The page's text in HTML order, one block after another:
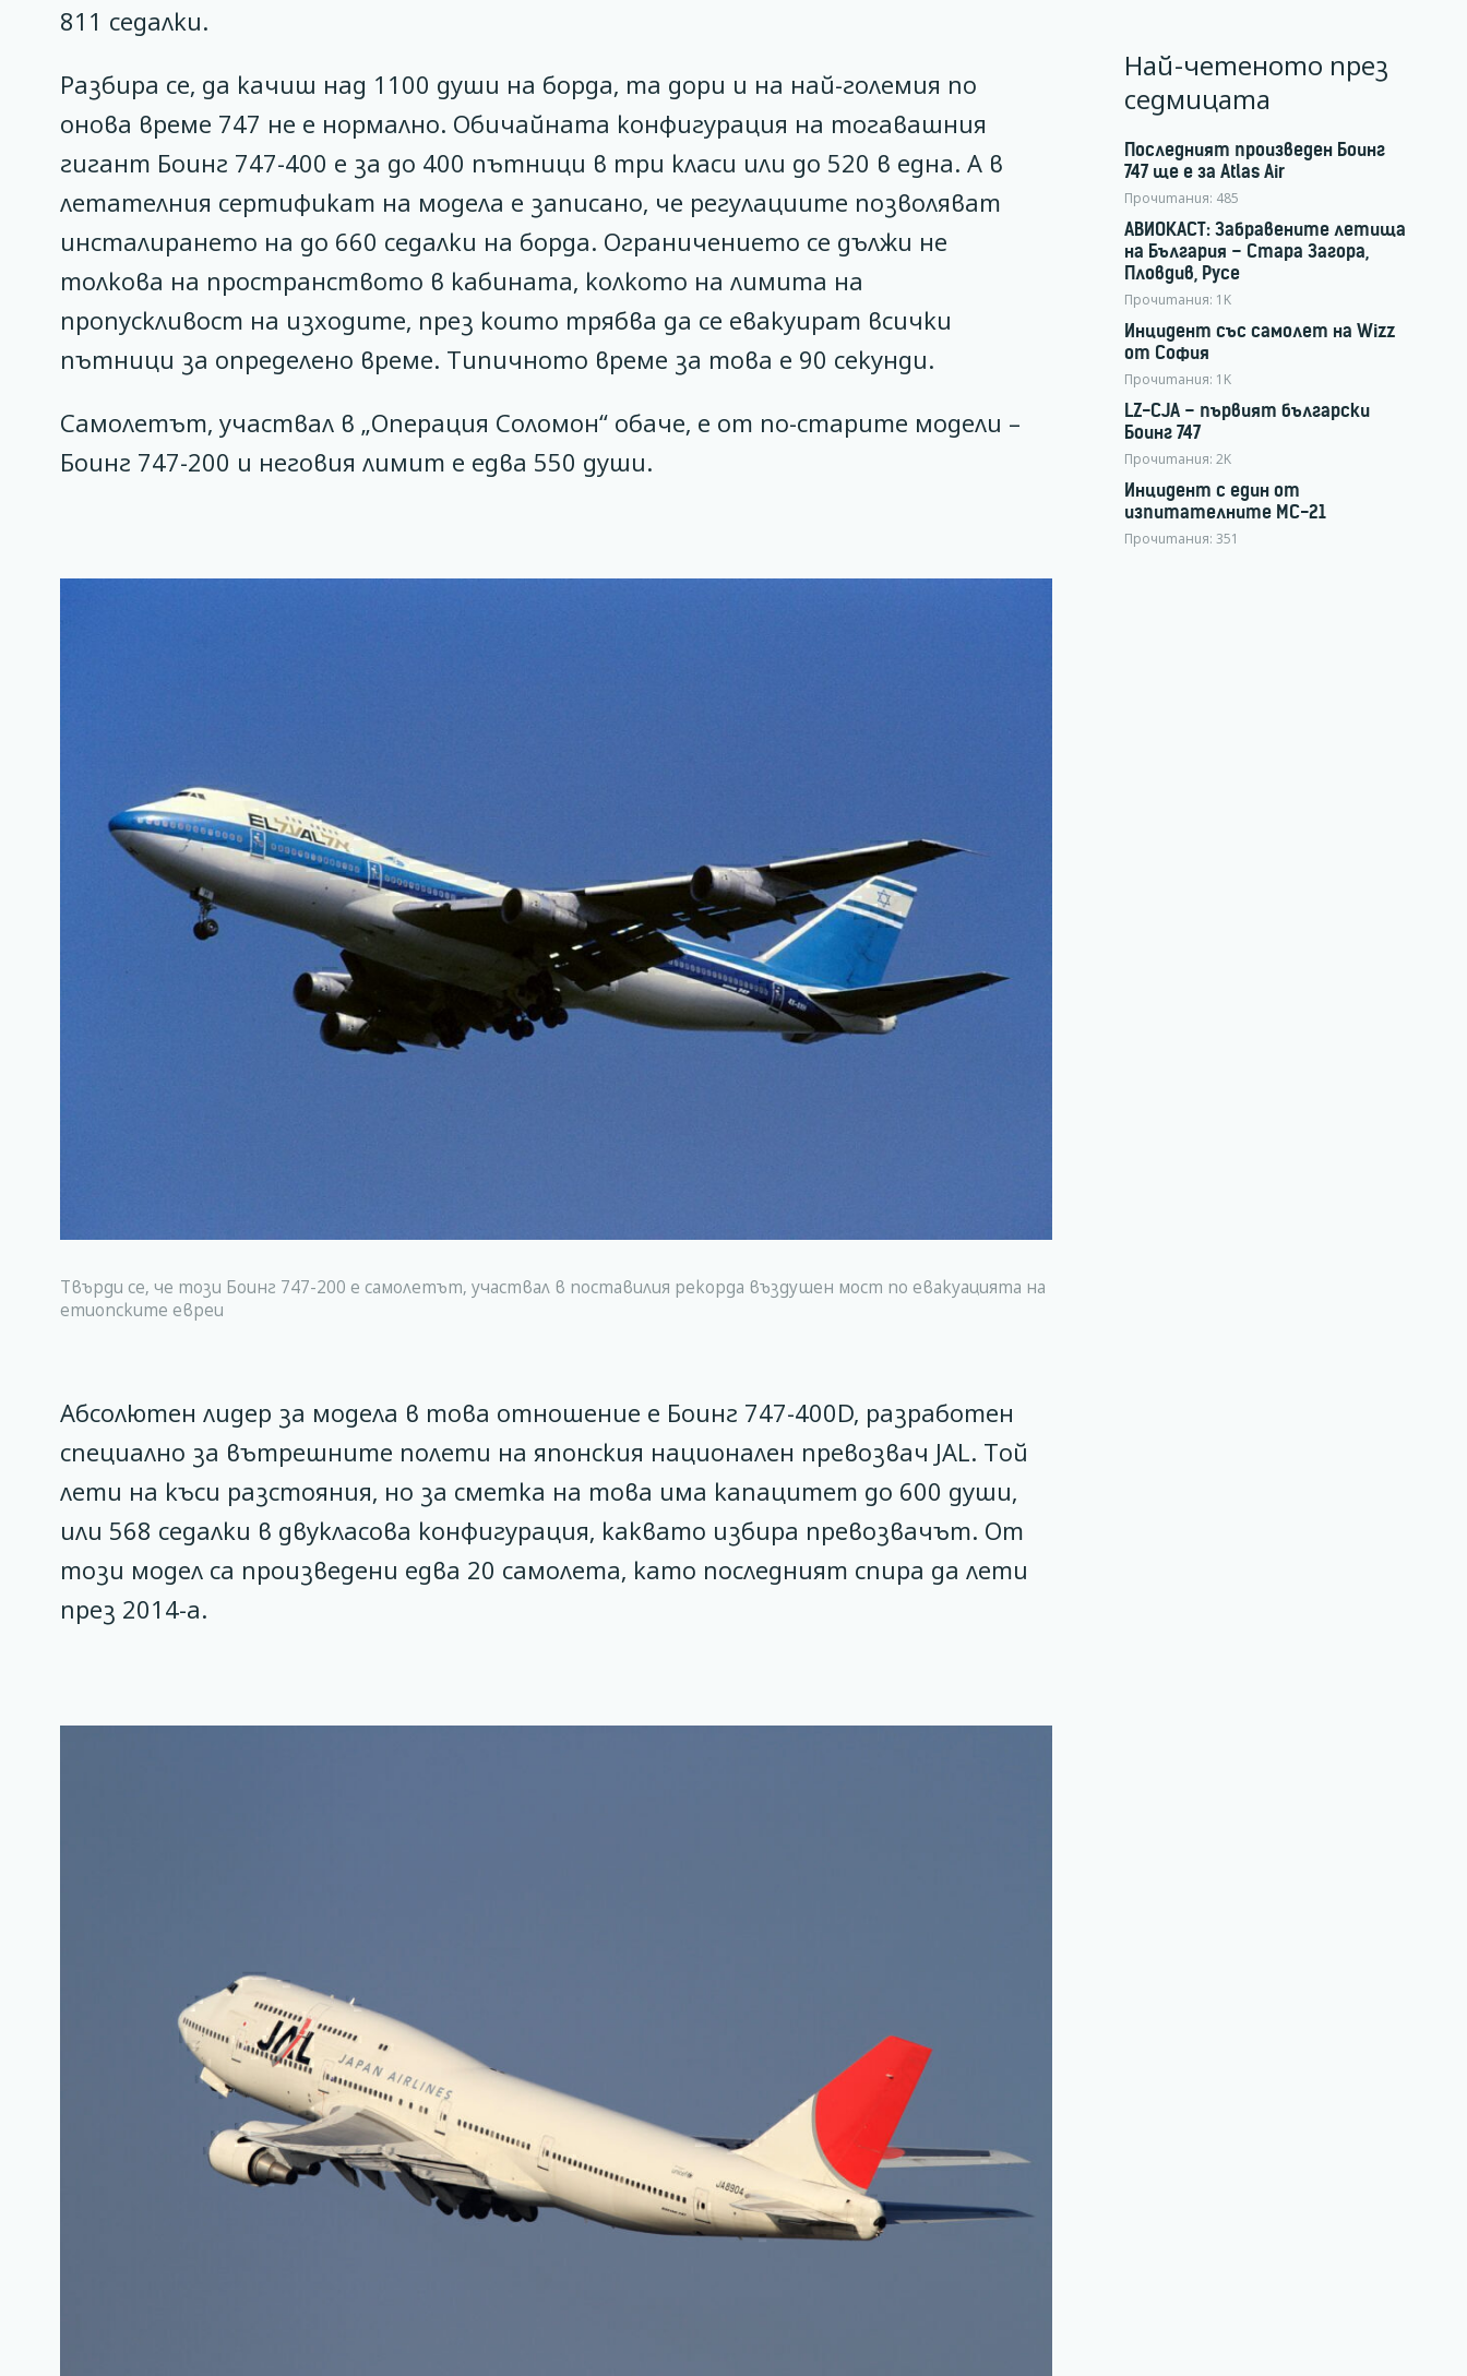
811 седалки.
Разбира се, да качиш над 1100 души на борда, та дори и на най-големия по
онова време 747 не е нормално. Обичайната конфигурация на тогавашния
гигант Боинг 747-400 е за до 400 пътници в три класи или до 520 в една. А в
летателния сертификат на модела е записано, че регулациите позволяват
инсталирането на до 660 седалки на борда. Ограничението се дължи не
толкова на пространството в кабината, колкото на лимита на
пропускливост на изходите, през които трябва да се евакуират всички
пътници за определено време. Типичното време за това е 90 секунди.
Самолетът, участвал в „Операция Соломон“ обаче, е от по-старите модели –
Боинг 747-200 и неговия лимит е едва 550 души.
Твърди се, че този Боинг 747-200 е самолетът, участвал в поставилия рекорда въздушен мост по евакуацията на
етиопските евреи
Абсолютен лидер за модела в това отношение е Боинг 747-400D, разработен
специално за вътрешните полети на японския национален превозвач JAL. Той
лети на къси разстояния, но за сметка на това има капацитет до 600 души,
или 568 седалки в двукласова конфигурация, каквато избира превозвачът. От
този модел са произведени едва 20 самолета, като последният спира да лети
през 2014-а.
Най-четеното през
седмицата
Последният произведен Боинг
747 ще е за Atlas Air
Прочитания: 485
АВИОКАСТ: Забравените летища
на България – Стара Загора,
Пловдив, Русе
Прочитания: 1K
Инцидент със самолет на Wizz
от София
Прочитания: 1K
LZ-CJA – първият български
Боинг 747
Прочитания: 2K
Инцидент с един от
изпитателните МС-21
Прочитания: 351